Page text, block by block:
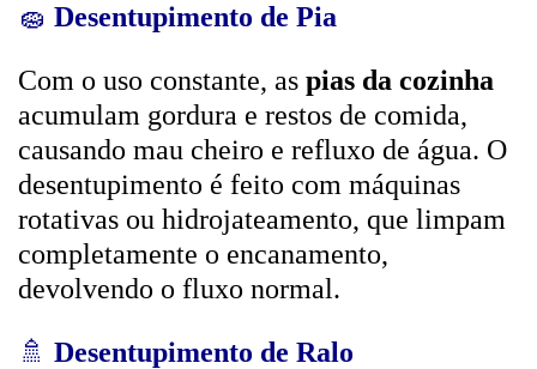
🧽 Desentupimento de Pia
Com o uso constante, as pias da cozinha
acumulam gordura e restos de comida,
causando mau cheiro e refluxo de água. O
desentupimento é feito com máquinas
rotativas ou hidrojateamento, que limpam
completamente o encanamento,
devolvendo o fluxo normal.
🚿 Desentupimento de Ralo